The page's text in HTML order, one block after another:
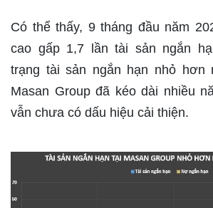
Có thể thấy, 9 tháng đầu năm
cao gấp 1,7 lần tài sản ngắn
trạng tài sản ngắn hạn nhỏ hơn
Masan Group đã kéo dài nhiều
vẫn chưa có dấu hiệu cải thiện.